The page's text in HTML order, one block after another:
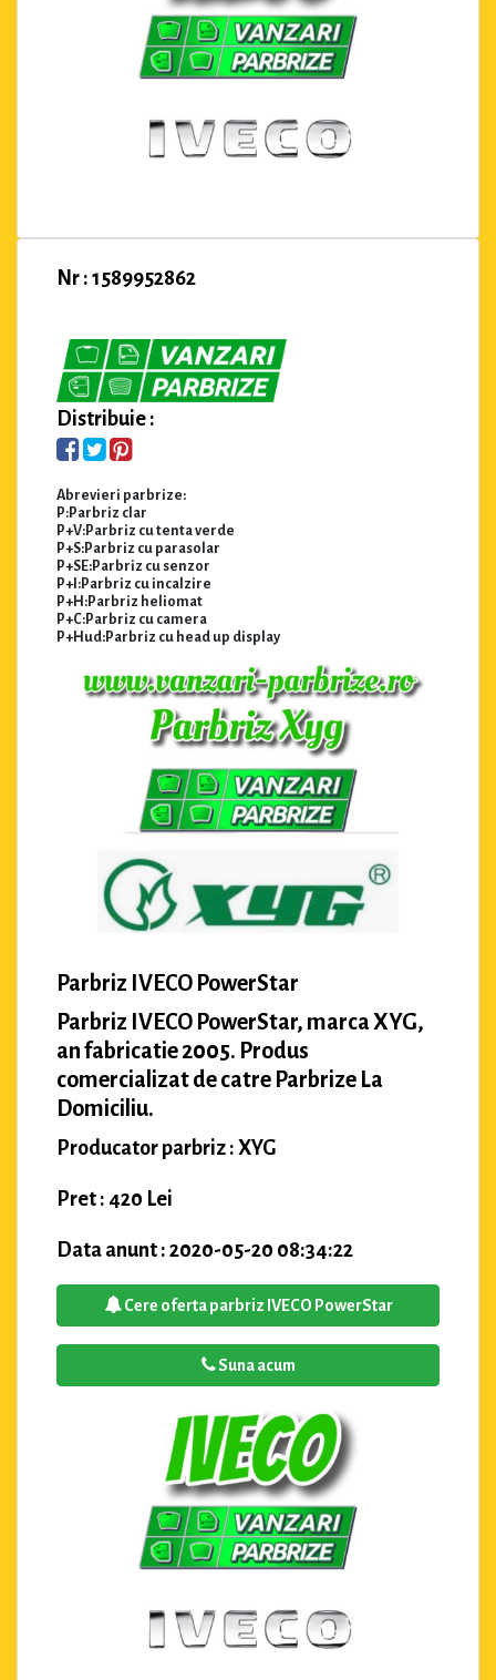
Nr : 1589952862
Distribuie :
Abrevieri parbrize:
P:Parbriz clar
P+V:Parbriz cu tenta verde
P+S:Parbriz cu parasolar
P+SE:Parbriz cu senzor
P+I:Parbriz cu incalzire
P+H:Parbriz heliomat
P+C:Parbriz cu camera
P+Hud:Parbriz cu head up display
Parbriz IVECO PowerStar
Parbriz IVECO PowerStar, marca XYG,
an fabricatie 2005. Produs
comercializat de catre Parbrize La
Domiciliu.
Producator parbriz : XYG
Pret : 420 Lei
Data anunt : 2020-05-20 08:34:22
Cere oferta parbriz IVECO PowerStar
Suna acum